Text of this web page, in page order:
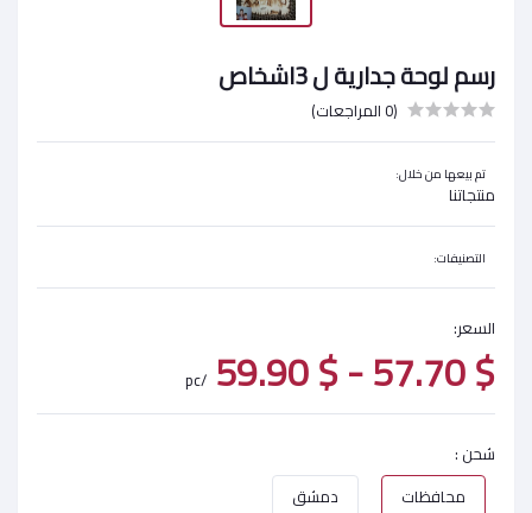
رسم لوحة جدارية ل 3اشخاص
(0 المراجعات)
تم بيعها من خلال:
منتجاتنا
التصنيفات:
السعر:
$ 57.70 - $ 59.90
/pc
شحن :
محافظات
دمشق